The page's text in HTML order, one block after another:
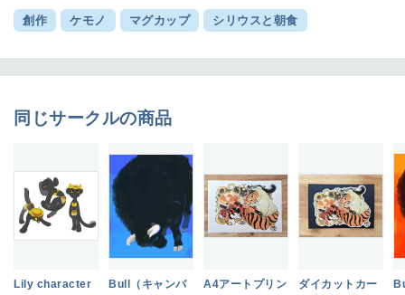
創作 ケモノ マグカップ シリウスと朝食
同じサークルの商品
Lily character
Bull（キャンバ
A4アートプリン
ダイカットカー